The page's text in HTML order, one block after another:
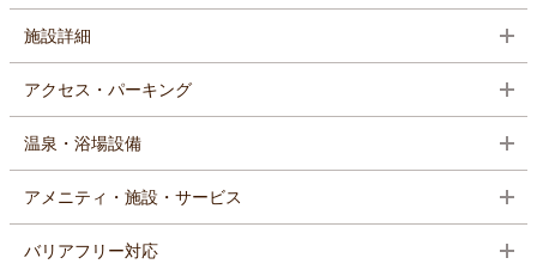
施設詳細
アクセス・パーキング
温泉・浴場設備
アメニティ・施設・サービス
バリアフリー対応